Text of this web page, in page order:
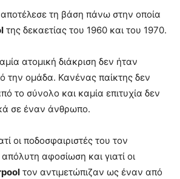
τη βάση πάνω στην οποία
της δεκαετίας του 1960 και του 1970.
ατομική διάκριση δεν ήταν
την ομάδα. Κανένας παίκτης δεν
το σύνολο και καμία επιτυχία δεν
σε έναν άνθρωπο.
οι ποδοσφαιριστές του τον
αφοσίωση και γιατί οι
τον αντιμετώπιζαν ως έναν από